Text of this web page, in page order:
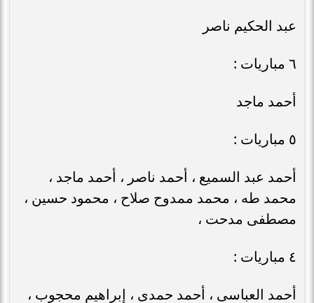
عبد الحكيم ناصر
٦ مباريات :
أحمد ماجد
٥ مباريات :
أحمد عبد السميع ، أحمد ناصر ، أحمد ماجد ،
محمد طه ، محمد ممدوح صلاح ، محمود حسين ،
مصطفى مدحت ،
٤ مباريات :
أحمد العباسى ، أحمد حمدى ، إبراهيم محجوب ،